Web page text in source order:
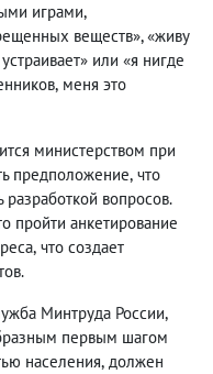
играми,
веществ», «живу
или «я нигде
, меня это
министерством при
предположение, что
вопросов.
пройти анкетирование
, что создает
Минтруда России,
первым шагом
населения, должен